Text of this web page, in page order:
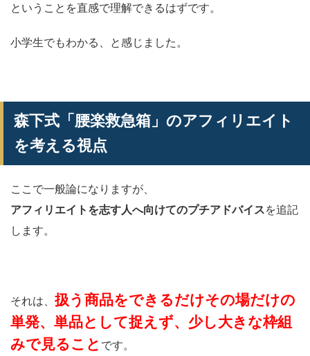
ということを直感で理解できるはずです。
小学生でもわかる、と感じました。
森下式「腰楽救急箱」のアフィリエイト
を考える視点
ここで一般論になりますが、
アフィリエイトを志す人へ向けてのプチアドバイスを追記
します。
それは、 扱う商品をできるだけその場だけの
単発、単品として捉えず、少し大きな枠組
みで見ること です。